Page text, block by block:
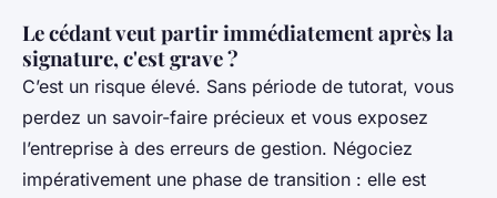
Le cédant veut partir immédiatement après la
signature, c'est grave ?
C’est un risque élevé. Sans période de tutorat, vous
perdez un savoir-faire précieux et vous exposez
l’entreprise à des erreurs de gestion. Négociez
impérativement une phase de transition : elle est